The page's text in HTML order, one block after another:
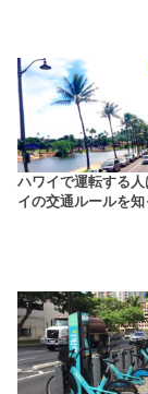
ハワイで運転する
イの交通ルールを知